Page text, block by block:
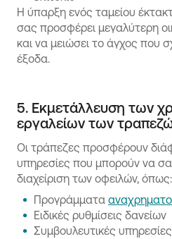
Η ύπαρξη ενός ταμείου
σας προσφέρει μεγαλύτερη
και να μειώσει το άγχος που
έξοδα.
5. Εκμετάλλευση των
εργαλείων των
Οι τράπεζες προσφέρουν
υπηρεσίες που μπορούν να
διαχείριση των οφειλών, όπως:
Προγράμματα
Ειδικές ρυθμίσεις δανείων
Συμβουλευτικές υπηρεσίες